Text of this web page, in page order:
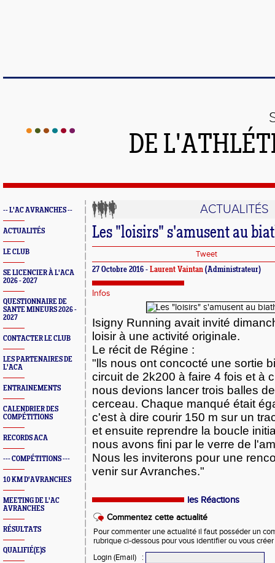
DE
-- L'AC AVRANCHES --
ACTUALITÉS
LE CLUB
SE LICENCIER À L'ACA
2026 - 2027
QUESTIONNAIRE DE
SANTE MINEURS 2026 -
2027
CONTACTER LE CLUB
LES PARTENAIRES DE
L'ACA
ENTRAINEMENTS
CALENDRIER DES
COMPÉTITIONS
RECORDS ACA
--- COMPÉTITIONS ---
10 KM D'AVRANCHES
MEETING DE L'AC
AVRANCHES
RÉSULTATS
QUALIFIÉ(E)S
ACTUALITÉS
Les "loisirs" s'amusent au
Tweet
27 Octobre 2016 - Laurent Vaintan (Administrateur)
Infos
Isigny Running avait invité
loisir à une activité originale.
Le récit de Régine :
"lls nous ont concocté une sortie
circuit de 2k200 à faire 4 fois et à
nous devions lancer trois balles
cerceau. Chaque manqué était
c'est à dire courir 150 m sur un
et ensuite reprendre la boucle
nous avons fini par le verre de
Nous les inviterons pour une
venir sur Avranches."
les Réactions
Commentez cette actualité
Pour commenter une actualité il faut posséder un
rubrique ci-dessous pour vous identifier ou vous
Login (Email)
: